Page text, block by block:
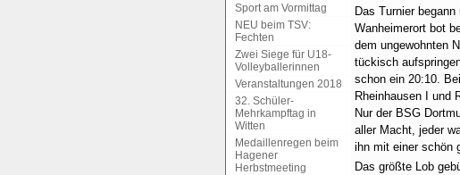
Sport am Vormittag
NEU beim TSV:
Fechten
Zwei Siege für U18-
Volleyballerinnen
Veranstaltungen 2018
32. Schüler-
Mehrkampftag in
Witten
Medaillenregen beim
Hagener
Herbstmeeting
Das Turnier
Wanheimerort bot
dem ungewohnten
tückisch
schon ein 20:10.
Rheinhausen I und
Nur der BSG
aller Macht, jeder
ihn mit einer schön
Das größte Lob